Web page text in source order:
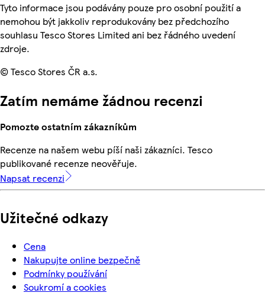
Tyto informace jsou podávány pouze pro osobní použití a
nemohou být jakkoliv reprodukovány bez předchozího
souhlasu Tesco Stores Limited ani bez řádného uvedení
zdroje.
© Tesco Stores ČR a.s.
Zatím nemáme žádnou recenzi
Pomozte ostatním zákazníkům
Recenze na našem webu píší naši zákazníci. Tesco
publikované recenze neověřuje.
Napsat recenzi
Užitečné odkazy
Cena
Nakupujte online bezpečně
Podmínky používání
Soukromí a cookies